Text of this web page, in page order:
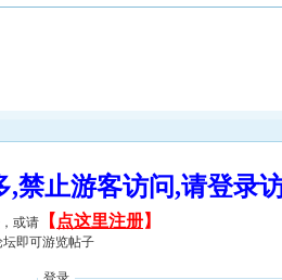
,禁止游客访问,请登
或请 【 点这里注册】
即可游览帖子